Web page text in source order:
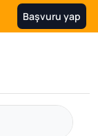
Başvuru yap